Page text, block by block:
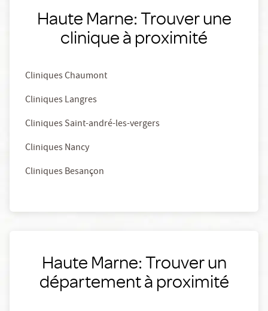
Haute Marne: Trouver une
clinique à proximité
Cliniques Chaumont
Cliniques Langres
Cliniques Saint-andré-les-vergers
Cliniques Nancy
Cliniques Besançon
Haute Marne: Trouver un
département à proximité